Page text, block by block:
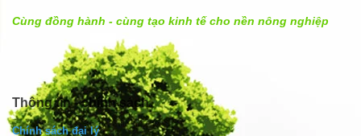
Cùng đồng hành - cùng tạo kinh tế cho nền nông nghiệp
Thông tin - chính sách
Chính sách đại lý